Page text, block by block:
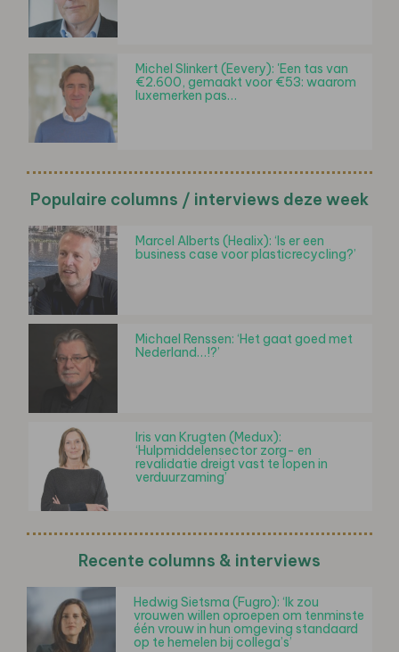
Michel Slinkert (Eevery): 'Een tas van
€2.600, gemaakt voor €53: waarom
luxemerken pas…
Populaire columns / interviews deze week
Marcel Alberts (Healix): ‘Is er een
business case voor plasticrecycling?’
Michael Renssen: ‘Het gaat goed met
Nederland…!?’
Iris van Krugten (Medux):
‘Hulpmiddelensector zorg- en
revalidatie dreigt vast te lopen in
verduurzaming’
Recente columns & interviews
Hedwig Sietsma (Fugro): ‘Ik zou
vrouwen willen oproepen om tenminste
één vrouw in hun omgeving standaard
op te hemelen bij collega’s’